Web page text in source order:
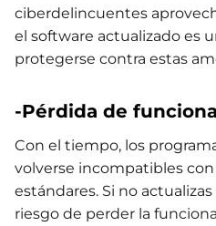
ciberdelincuentes
el software actualizado es
protegerse contra estas
-Pérdida de
Con el tiempo, los
volverse incompatibles
estándares. Si no
riesgo de perder la